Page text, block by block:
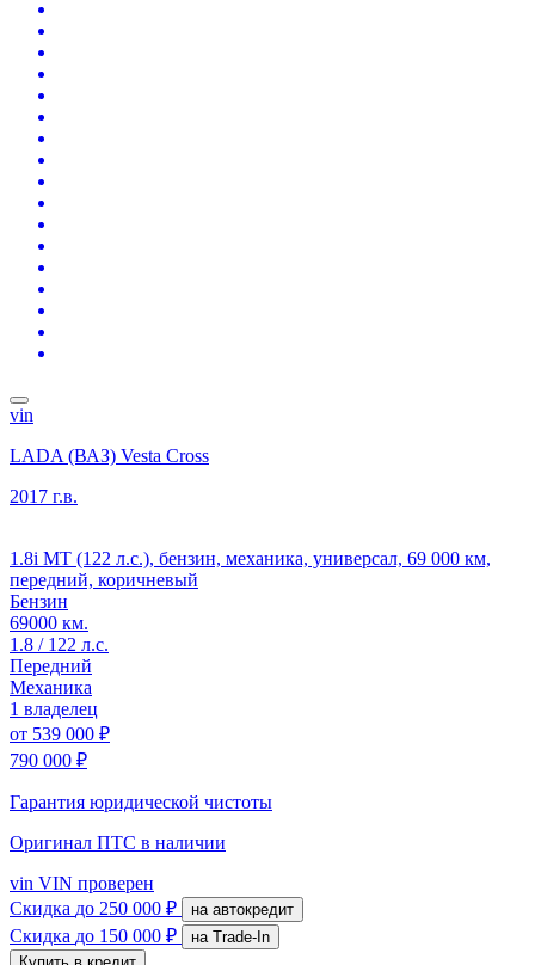
vin
LADA (ВАЗ) Vesta Cross
2017 г.в.
1.8i MT (122 л.с.), бензин, механика, универсал, 69 000 км,
передний, коричневый
Бензин
69000 км.
1.8 / 122 л.с.
Передний
Механика
1 владелец
от 539 000 ₽
790 000 ₽
Гарантия юридической чистоты
Оригинал ПТС в наличии
vin VIN проверен
Скидка до 250 000 ₽ на автокредит
Скидка до 150 000 ₽
на Trade-In